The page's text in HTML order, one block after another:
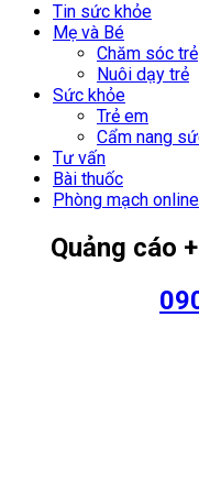
Tin sức khỏe
Mẹ và Bé
Chăm sóc trẻ
Nuôi dạy trẻ
Sức khỏe
Trẻ em
Cẩm nang
Tư vấn
Bài thuốc
Phòng mạch online
Quảng cáo